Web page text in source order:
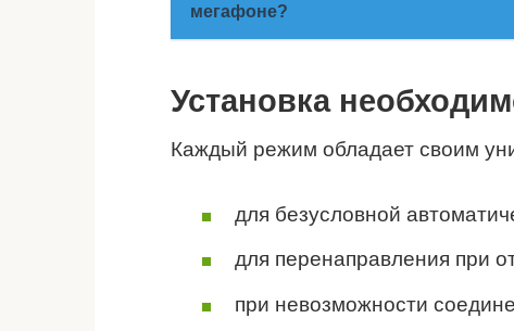
мегафоне?
Установка
Каждый режим обладает своим
для безусловной
для перенаправления при
при невозможности